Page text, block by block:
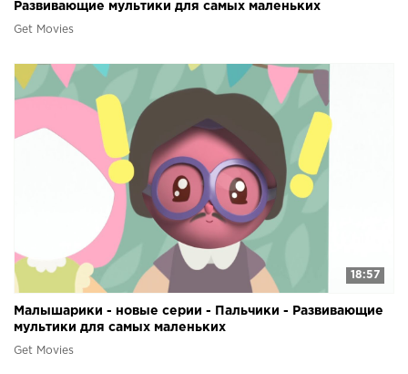
Развивающие мультики для самых маленьких
Get Movies
18:57
Малышарики - новые серии - Пальчики - Развивающие
мультики для самых маленьких
Get Movies